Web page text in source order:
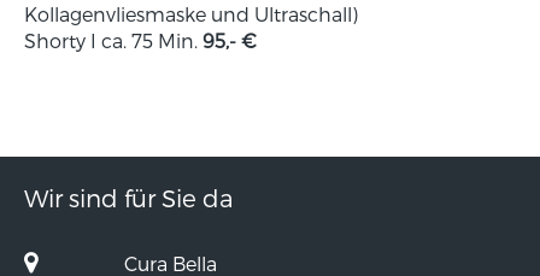
Kollagenvliesmaske und Ultraschall)
Shorty I ca. 75 Min. 95,- €
Wir sind für Sie da
Cura Bella